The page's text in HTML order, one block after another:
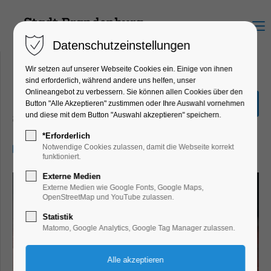
Menu
Mamasport
Sport
05.02.2024, 17:00–18:00
Datenschutzeinstellungen
Wir setzen auf unserer Webseite Cookies ein. Einige von ihnen
sind erforderlich, während andere uns helfen, unser
Onlineangebot zu verbessern. Sie können allen Cookies über den
Button "Alle Akzeptieren" zustimmen oder Ihre Auswahl vornehmen
und diese mit dem Button "Auswahl akzeptieren" speichern.
*Erforderlich
Notwendige Cookies zulassen, damit die Webseite korrekt
funktioniert.
Externe Medien
Externe Medien wie Google Fonts, Google Maps,
OpenStreetMap und YouTube zulassen.
Statistik
Matomo, Google Analytics, Google Tag Manager zulassen.